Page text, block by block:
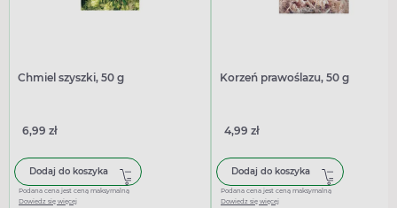
Chmiel szyszki, 50 g
6,99 zł
Dodaj do koszyka
Podana cena jest ceną maksymalną
Dowiedz się więcej
Korzeń prawoślazu, 50 g
4,99 zł
Dodaj do koszyka
Podana cena jest ceną maksymalną
Dowiedz się więcej